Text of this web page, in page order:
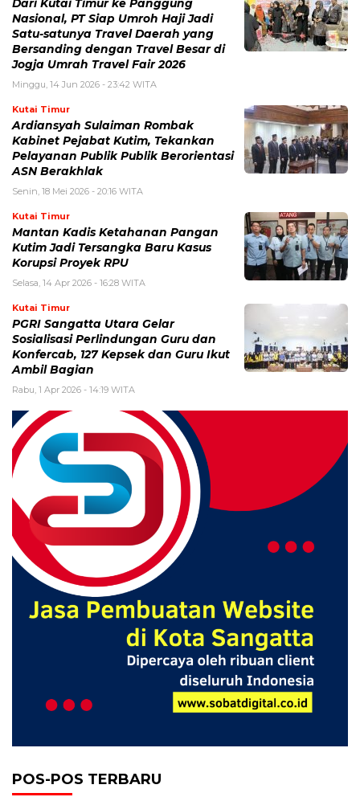
Dari Kutai Timur ke Panggung
Nasional, PT Siap Umroh Haji Jadi
Satu-satunya Travel Daerah yang
Bersanding dengan Travel Besar di
Jogja Umrah Travel Fair 2026
Minggu, 14 Jun 2026 - 23:42 WITA
Kutai Timur
Ardiansyah Sulaiman Rombak
Kabinet Pejabat Kutim, Tekankan
Pelayanan Publik Publik Berorientasi
ASN Berakhlak
Senin, 18 Mei 2026 - 20:16 WITA
Kutai Timur
Mantan Kadis Ketahanan Pangan
Kutim Jadi Tersangka Baru Kasus
Korupsi Proyek RPU
Selasa, 14 Apr 2026 - 16:28 WITA
Kutai Timur
PGRI Sangatta Utara Gelar
Sosialisasi Perlindungan Guru dan
Konfercab, 127 Kepsek dan Guru Ikut
Ambil Bagian
Rabu, 1 Apr 2026 - 14:19 WITA
POS-POS TERBARU